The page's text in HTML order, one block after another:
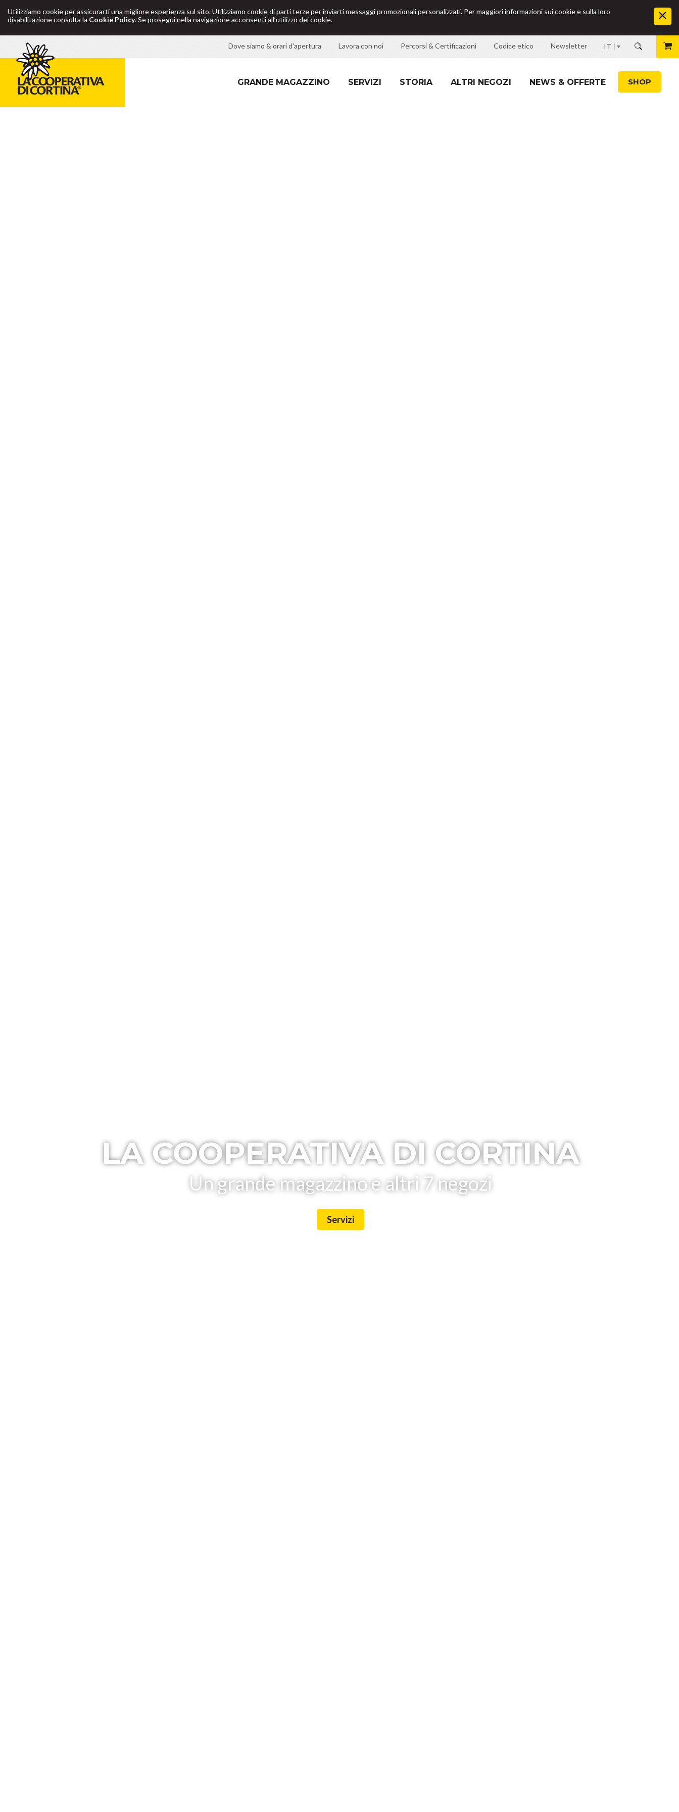
Utilizziamo cookie per assicurarti una migliore esperienza sul sito. Utilizziamo cookie di parti terze per inviarti messaggi promozionali personalizzati. Per maggiori informazioni sui cookie e sulla loro
disabilitazione consulta la Cookie Policy. Se prosegui nella navigazione acconsenti all’utilizzo dei cookie.
IT
Dove siamo & orari d'apertura Lavora con noi Percorsi & Certificazioni Codice etico Newsletter
GRANDE MAGAZZINO SERVIZI STORIA ALTRI NEGOZI NEWS & OFFERTE SHOP
LA COOPERATIVA DI CORTINA
Un grande magazzino e altri 7 negozi
Servizi